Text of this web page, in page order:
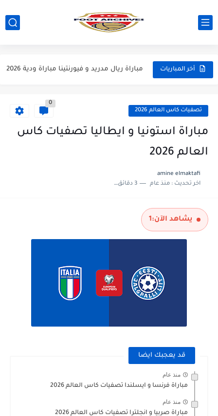
أخر المباريات
مباراة مانشستر يونايتد و اتلتيكو مدريد مباراة ودية 2026
مباراة ريال مدريد و فيورنتينا مباراة ودية 2026
مباراة برشلونة و بيرمنغهام مباراة ودية 2026 تصفيات كاس العالم 2026
0
مباراة استونيا و ايطاليا تصفيات كاس
العالم 2026
amine elmaktafi
اخر تحديث :منذ عام 3 دقائق للقراءة
يشاهد الآن:1
قد يعجبك ايضا
منذ عام
مباراة فرنسا و ايسلندا تصفيات كاس العالم 2026
منذ عام
مباراة صربيا و انجلترا تصفيات كاس العالم 2026